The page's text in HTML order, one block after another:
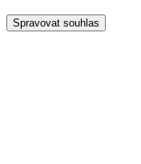
Spravovat souhlas